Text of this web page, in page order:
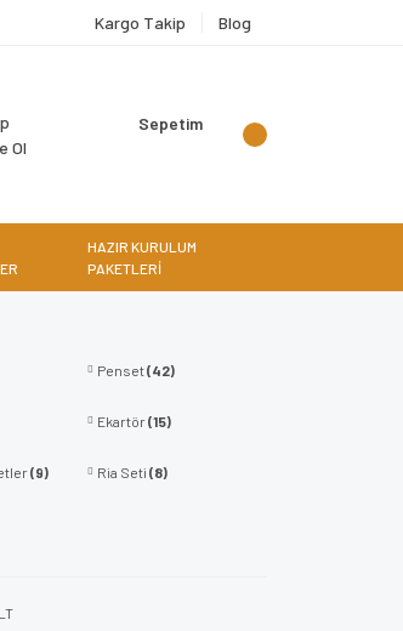
Kargo Takip Blog
Ol
Sepetim
HAZIR KURULUM
PAKETLERİ
Penset(42)
Ekartör(15)
(9) Ria Seti (8)